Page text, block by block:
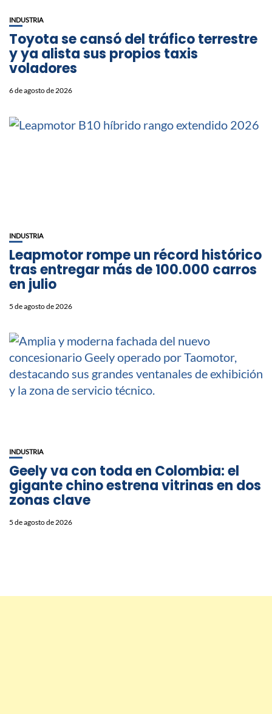
INDUSTRIA
Toyota se cansó del tráfico terrestre
y ya alista sus propios taxis
voladores
6 de agosto de 2026
INDUSTRIA
Leapmotor rompe un récord histórico
tras entregar más de 100.000 carros
en julio
5 de agosto de 2026
INDUSTRIA
Geely va con toda en Colombia: el
gigante chino estrena vitrinas en dos
zonas clave
5 de agosto de 2026